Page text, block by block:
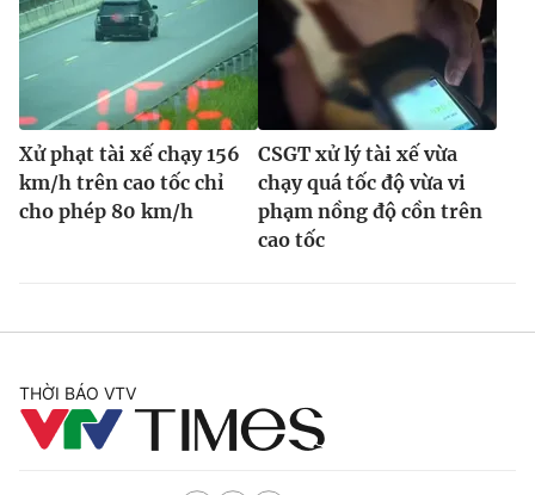
Xử phạt tài xế chạy 156
km/h trên cao tốc chỉ
cho phép 80 km/h
CSGT xử lý tài xế vừa
chạy quá tốc độ vừa vi
phạm nồng độ cồn trên
cao tốc
THỜI BÁO VTV